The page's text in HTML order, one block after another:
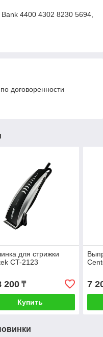
4400 4302 8230 5694,
договоренности
для стрижки
CT-2123
200₸
Купить
7